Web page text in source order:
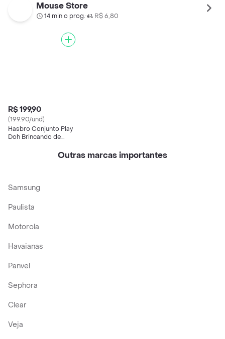
Mouse Store
14 min o prog.• R$ 6,80
R$ 199,90
(199.90/und)
Hasbro Conjunto Play
Doh Brincando de
Outras marcas importantes
Samsung
Paulista
Motorola
Havaianas
Panvel
Sephora
Clear
Veja